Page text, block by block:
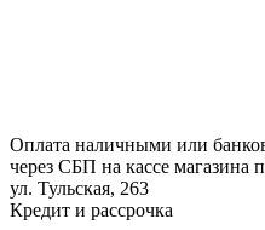
Оплата наличными или
через СБП на кассе магазина
ул. Тульская, 263
Кредит и рассрочка